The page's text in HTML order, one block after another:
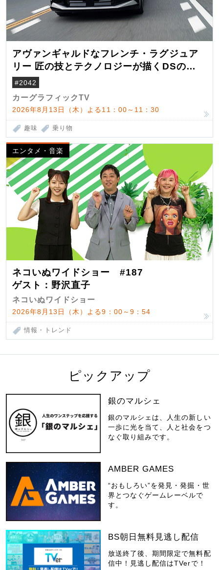
アヴァンギャルドなフレンチ・ラグジュア
リー 匠の技とテクノロジーが描くDSの世
界観
#2042
カーグラフィックTV
2026年8月13日（木）よる11：00～11：30
趣味 乗り物
エンタメ・音楽
ネコいぬワイドショー #187
ゲスト：野沢直子
ネコいぬワイドショー
2026年8月13日（木）よる9：00～9：54
情報・トレンド
ピックアップ
銀のマルシェ
銀のマルシェは、人生の新しい
一歩に光を当て、人と社会をつ
なぐ取り組みです。
AMBER GAMES
“おもしろい”を発見・発掘・世
界とつなぐゲームレーベルで
す。
BS朝日無料見逃し配信
放送終了後、期間限定で無料配
信中！見逃し配信はTVerで！